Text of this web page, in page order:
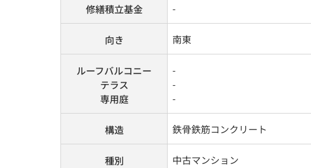
修繕積立基金
-
向き 南東
ルーフバルコニー
テラス
専用庭
-
-
-
構造 鉄骨鉄筋コンクリート
種別 中古マンション